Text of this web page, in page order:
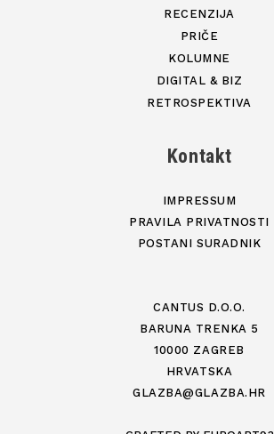
RECENZIJA
PRIČE
KOLUMNE
DIGITAL & BIZ
RETROSPEKTIVA
Kontakt
IMPRESSUM
PRAVILA PRIVATNOSTI
POSTANI SURADNIK
CANTUS D.O.O.
BARUNA TRENKA 5
10000 ZAGREB
HRVATSKA
GLAZBA@GLAZBA.HR